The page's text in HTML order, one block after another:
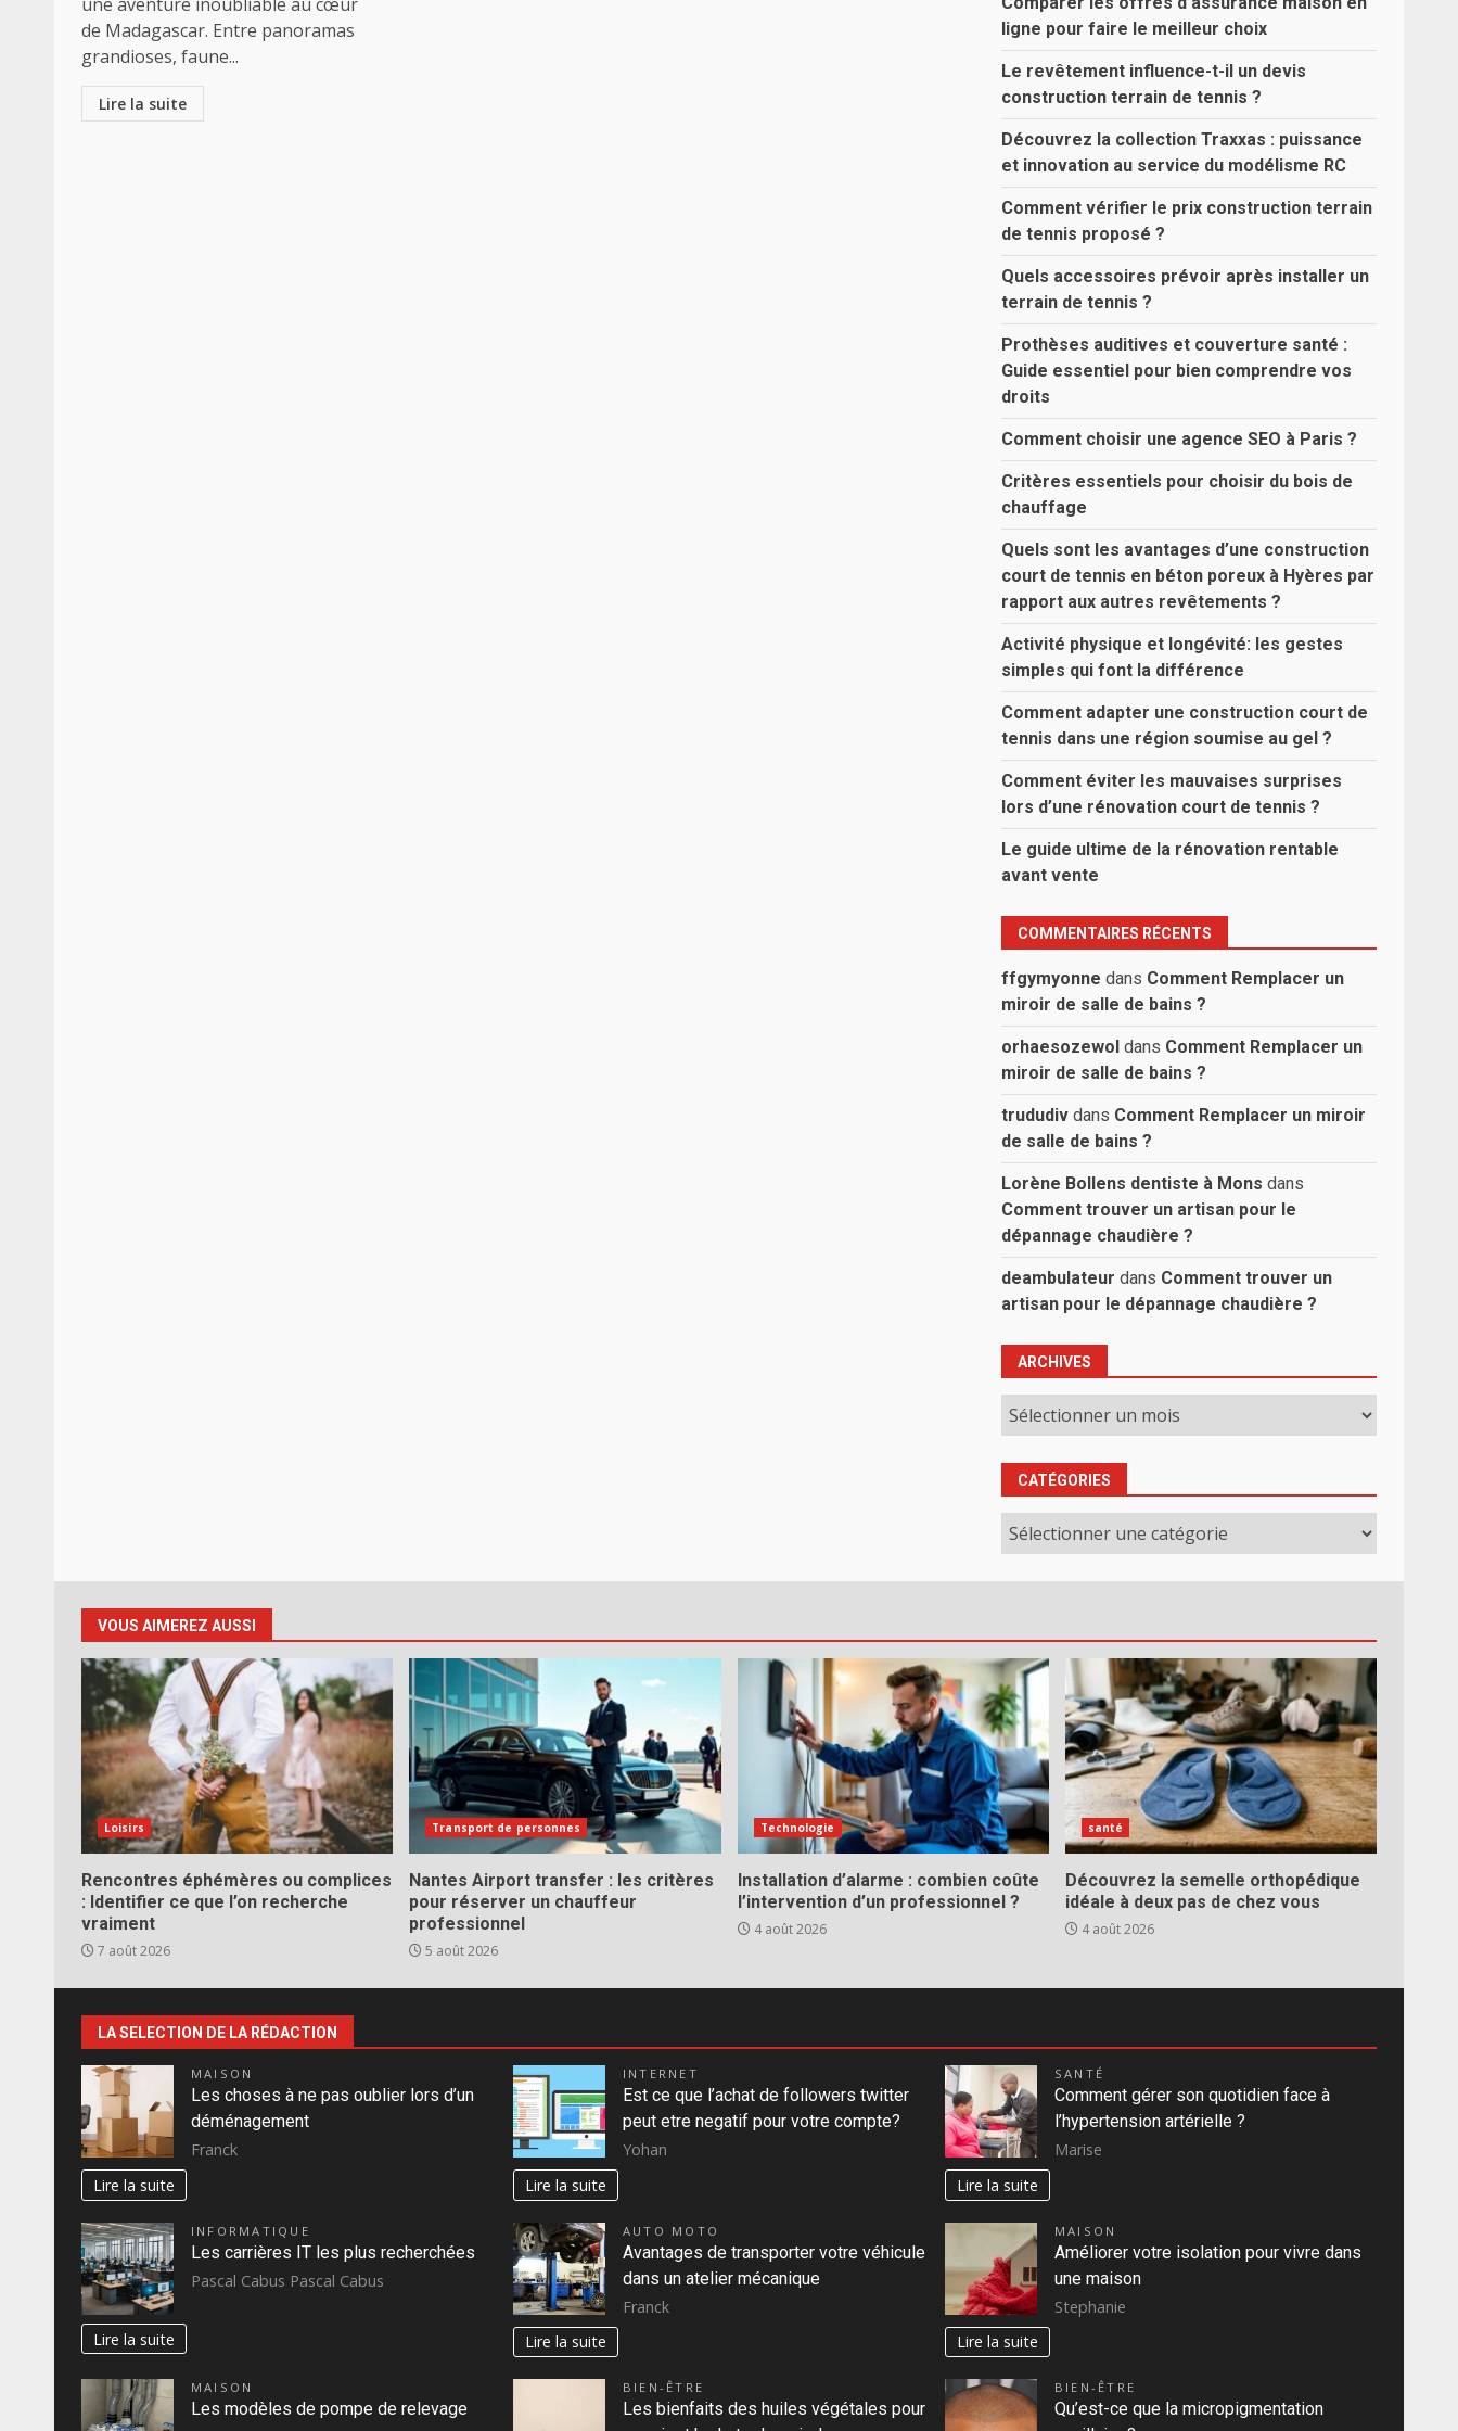
de Madagascar. Entre panoramas
grandioses, faune...
Lire la suite
ligne pour faire le meilleur choix
Le revêtement influence-t-il un devis
construction terrain de tennis ?
Découvrez la collection Traxxas : puissance
et innovation au service du modélisme RC
Comment vérifier le prix construction terrain
de tennis proposé ?
Quels accessoires prévoir après installer un
terrain de tennis ?
Prothèses auditives et couverture santé :
Guide essentiel pour bien comprendre vos
droits
Comment choisir une agence SEO à Paris ?
Critères essentiels pour choisir du bois de
chauffage
Quels sont les avantages d’une construction
court de tennis en béton poreux à Hyères par
rapport aux autres revêtements ?
Activité physique et longévité: les gestes
simples qui font la différence
Comment adapter une construction court de
tennis dans une région soumise au gel ?
Comment éviter les mauvaises surprises
lors d’une rénovation court de tennis ?
Le guide ultime de la rénovation rentable
avant vente
COMMENTAIRES RÉCENTS
ffgymyonne dans Comment Remplacer un
miroir de salle de bains ?
orhaesozewol dans Comment Remplacer un
miroir de salle de bains ?
trududiv dans Comment Remplacer un miroir
de salle de bains ?
Lorène Bollens dentiste à Mons dans
Comment trouver un artisan pour le
dépannage chaudière ?
deambulateur dans Comment trouver un
artisan pour le dépannage chaudière ?
ARCHIVES
Archives
CATÉGORIES
Catégories
VOUS AIMEREZ AUSSI
Loisirs
Rencontres éphémères ou complices
: Identifier ce que l’on recherche
vraiment
7 août 2026
Transport de personnes
Nantes Airport transfer : les critères
pour réserver un chauffeur
professionnel
5 août 2026
Technologie
Installation d’alarme : combien coûte
l’intervention d’un professionnel ?
4 août 2026
santé
Découvrez la semelle orthopédique
idéale à deux pas de chez vous
4 août 2026
LA SELECTION DE LA RÉDACTION
MAISON
Les choses à ne pas oublier lors d’un
déménagement
Franck
Lire la suite
INTERNET
Est ce que l’achat de followers twitter
peut etre negatif pour votre compte?
Yohan
Lire la suite
SANTÉ
Comment gérer son quotidien face à
l’hypertension artérielle ?
Marise
Lire la suite
INFORMATIQUE
Les carrières IT les plus recherchées
Pascal Cabus Pascal Cabus
Lire la suite
AUTO MOTO
Avantages de transporter votre véhicule
dans un atelier mécanique
Franck
Lire la suite
MAISON
Améliorer votre isolation pour vivre dans
une maison
Stephanie
Lire la suite
MAISON
Les modèles de pompe de relevage
BIEN-ÊTRE
Les bienfaits des huiles végétales pour
BIEN-ÊTRE
Qu’est-ce que la micropigmentation